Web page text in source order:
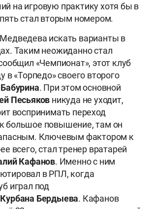
на игровую практику хотя бы в
стал вторым номером.
искать варианты в
Таким неожиданно стал
«Чемпионат», этот клуб
в «Торпедо» своего второго
. При этом основной
Песьяков никуда не уходит,
воспринимать переход
большое повышение, там он
Ключевым фактором к
всего, стал тренер вратарей
Кафанов. Именно с ним
в РПЛ, когда
играл под
Курбана Бердыева. Кафанов